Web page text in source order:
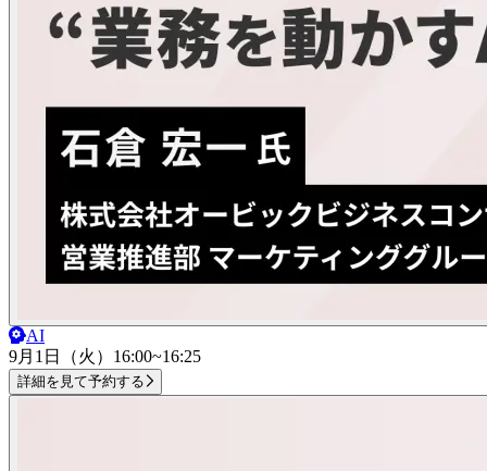
AI
9月1日（火） 16:00~16:25
詳細を見て予約する